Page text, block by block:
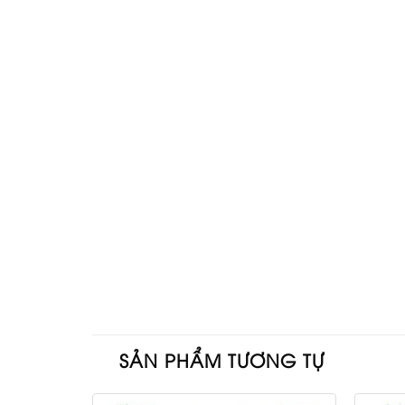
SẢN PHẨM TƯƠNG TỰ